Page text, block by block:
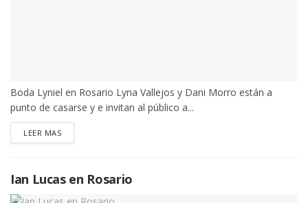
Boda Lyniel en Rosario Lyna Vallejos y Dani Morro están a
punto de casarse y e invitan al público a...
LEER MASDETAILS
Ian Lucas en Rosario